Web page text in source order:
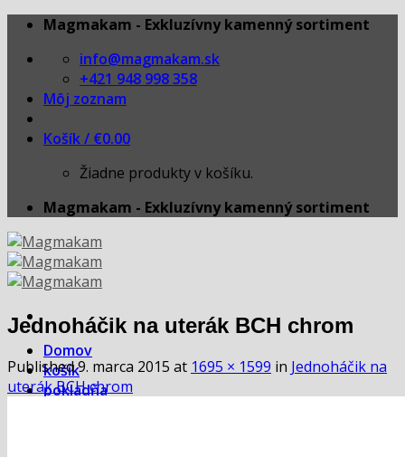
Skip
content
Magmakam - Exkluzívny kamenný sortiment
info@magmakam.sk
+421 948 998 358
Môj zoznam
Košík / €0.00
Žiadne produkty v košíku.
Magmakam - Exkluzívny kamenný sortiment
Domov
košík
pokladňa
Jednoháčik na uterák BCH chrom
Published9. marca 2015 at 1695 × 1599 in Jednoháčik na
uterák BCH chrom